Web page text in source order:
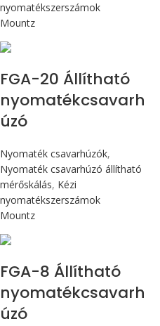
nyomatékszerszámok
Mountz
FGA-20 Állítható
nyomatékcsavarh
úzó
Nyomaték csavarhúzók,
Nyomaték csavarhúzó állítható
mérőskálás, Kézi
nyomatékszerszámok
Mountz
FGA-8 Állítható
nyomatékcsavarh
úzó